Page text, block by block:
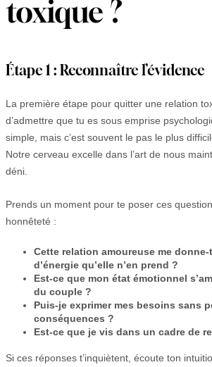
toxique ?
Étape 1 : Reconnaître l’évidence
La première étape pour quitter une relation
d’admettre que tu es sous emprise
simple, mais c’est souvent le pas le plus
Notre cerveau excelle dans l’art de nous
déni.
Prends un moment pour te poser ces
honnêteté :
Cette relation amoureuse me
d’énergie qu’elle n’en prend ?
Est-ce que mon état émotionnel
du couple ?
Puis-je exprimer mes besoins sans
conséquences ?
Est-ce que je vis dans un cadre de
Si ces réponses t’inquiètent, écoute ton